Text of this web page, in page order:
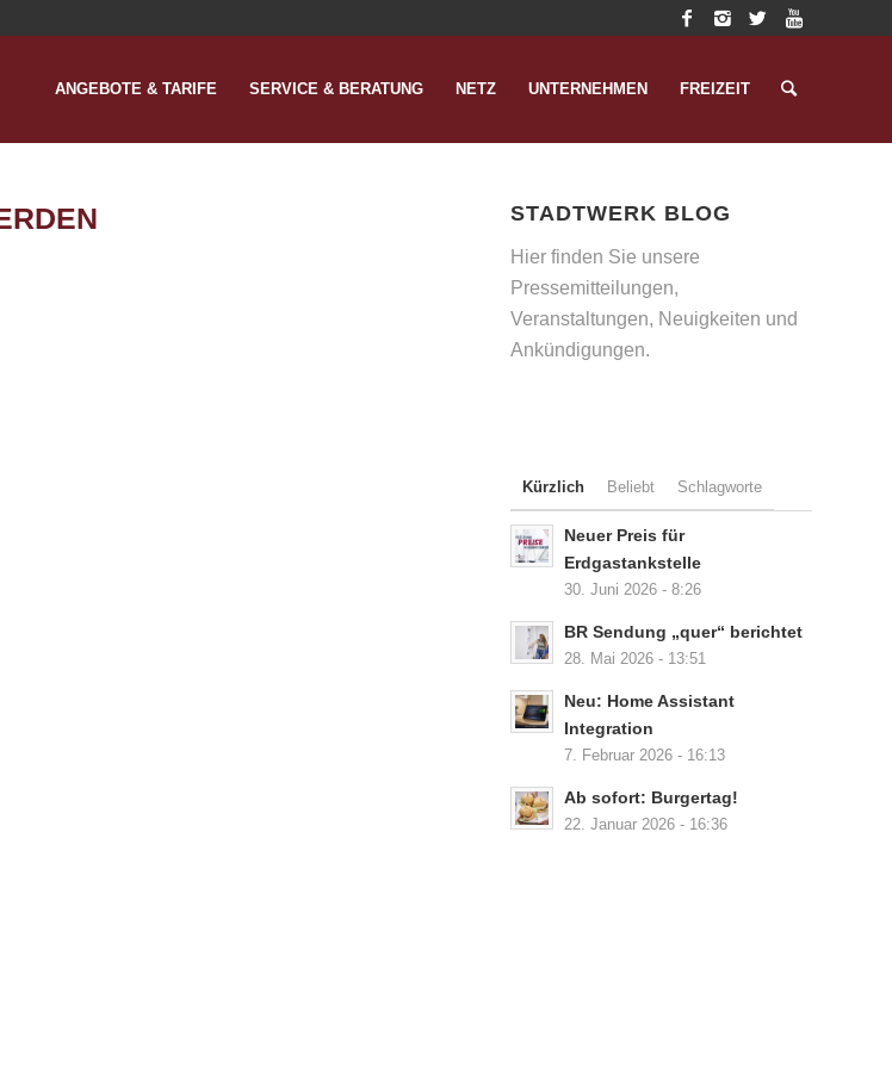
ANGEBOTE & TARIFE SERVICE & BERATUNG NETZ UNTERNEHMEN FREIZEIT
STADTWERK BLOG
Hier finden Sie unsere
Pressemitteilungen,
Veranstaltungen, Neuigkeiten und
Ankündigungen.
Kürzlich Beliebt Schlagworte
Neuer Preis für
Erdgastankstelle
30. Juni 2026 - 8:26
BR Sendung „quer“ berichtet
28. Mai 2026 - 13:51
Neu: Home Assistant
Integration
7. Februar 2026 - 16:13
Ab sofort: Burgertag!
22. Januar 2026 - 16:36